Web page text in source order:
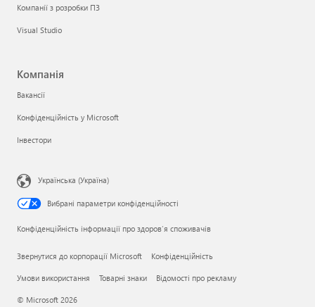
Компанії з розробки ПЗ
Visual Studio
Компанія
Вакансії
Конфіденційність у Microsoft
Інвестори
Українська (Україна)
Вибрані параметри конфіденційності
Конфіденційність інформації про здоров’я споживачів
Звернутися до корпорації Microsoft Конфіденційність
Умови використання Товарні знаки Відомості про рекламу
© Microsoft 2026